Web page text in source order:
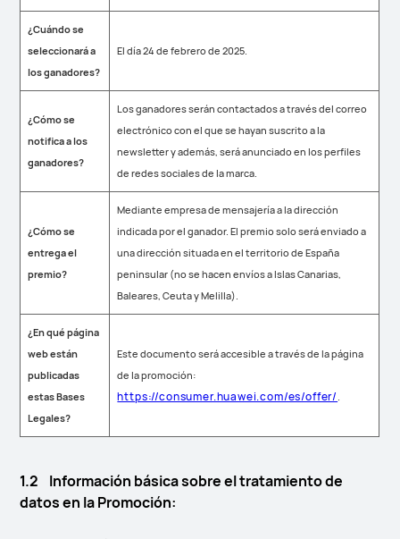
¿Cuándo se
seleccionará a
los ganadores?
El día 24 de febrero de 2025.
¿Cómo se
notifica a los
ganadores?
Los ganadores serán contactados a través del correo
electrónico con el que se hayan suscrito a la
newsletter y además, será anunciado en los perfiles
de redes sociales de la marca.
¿Cómo se
entrega el
premio?
Mediante empresa de mensajería a la dirección
indicada por el ganador. El premio solo será enviado a
una dirección situada en el territorio de España
peninsular (no se hacen envíos a Islas Canarias,
Baleares, Ceuta y Melilla).
¿En qué página
web están
publicadas
estas Bases
Legales?
Este documento será accesible a través de la página
de la promoción:
https://consumer.huawei.com/es/offer/ .
1.2 Información básica sobre el tratamiento de
datos en la Promoción: